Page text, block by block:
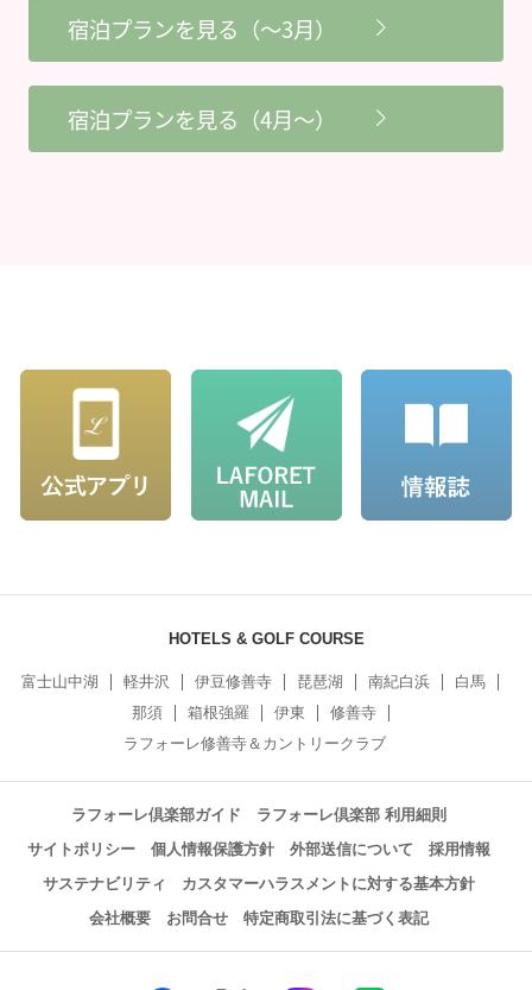
宿泊プランを見る（～3月）
宿泊プランを見る（4月～）
HOTELS & GOLF COURSE
富士山中湖 軽井沢 伊豆修善寺 琵琶湖 南紀白浜
白馬
那須
箱根強羅 伊東
修善寺
ラフォーレ修善寺＆カントリークラブ
ラフォーレ倶楽部ガイド
ラフォーレ倶楽部 利用細則
サイトポリシー
個人情報保護方針 外部送信について
採用情報
サステナビリティ
カスタマーハラスメントに対する基本方針
会社概要
お問合せ 特定商取引法に基づく表記